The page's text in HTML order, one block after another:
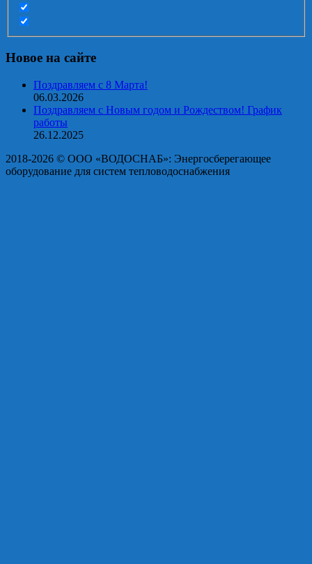
Новое на сайте
Поздравляем с 8 Марта!
06.03.2026
Поздравляем с Новым годом и Рождеством! График
работы
26.12.2025
2018-2026 © OOO «ВОДОСНАБ»: Энергосберегающее
оборудование для систем тепловодоснабжения